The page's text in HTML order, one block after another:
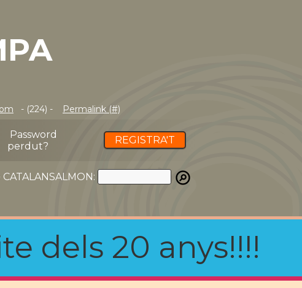
- (224) - Permalink (#)
Password
perdut?
REGISTRA'T
dels 20 anys!!!!